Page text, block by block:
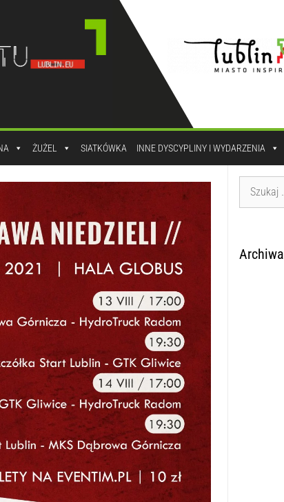
ŻUŻEL SIATKÓWKA INNE DYSCYPLINY I WYDARZENIA
Archiwa